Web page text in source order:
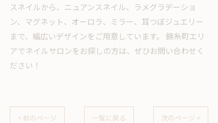
スネイルから、ニュアンスネイル、ラメグラデーショ
ン、マグネット、オーロラ、ミラー、耳つぼジュエリー
まで、幅広いデザインをご用意しています。 錦糸町エリ
アでネイルサロンをお探しの方は、ぜひお問い合わせく
ださい！
< 前のページ 一覧に戻る 次のページ >